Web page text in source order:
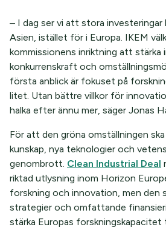
– I dag ser vi att stora investeringar
Asien, istället för i Europa. IKEM
kommissionens inriktning att stärka
konkurrenskraft och
första anblick är fokuset på
litet. Utan bättre villkor för
halka efter ännu mer, säger Jonas
För att den gröna omställningen ska
kunskap, nya teknologier och
genombrott. Clean Industrial Deal
riktad utlysning inom Horizon
forskning och innovation, men den
strategier och omfattande
stärka Europas forskningskapacitet